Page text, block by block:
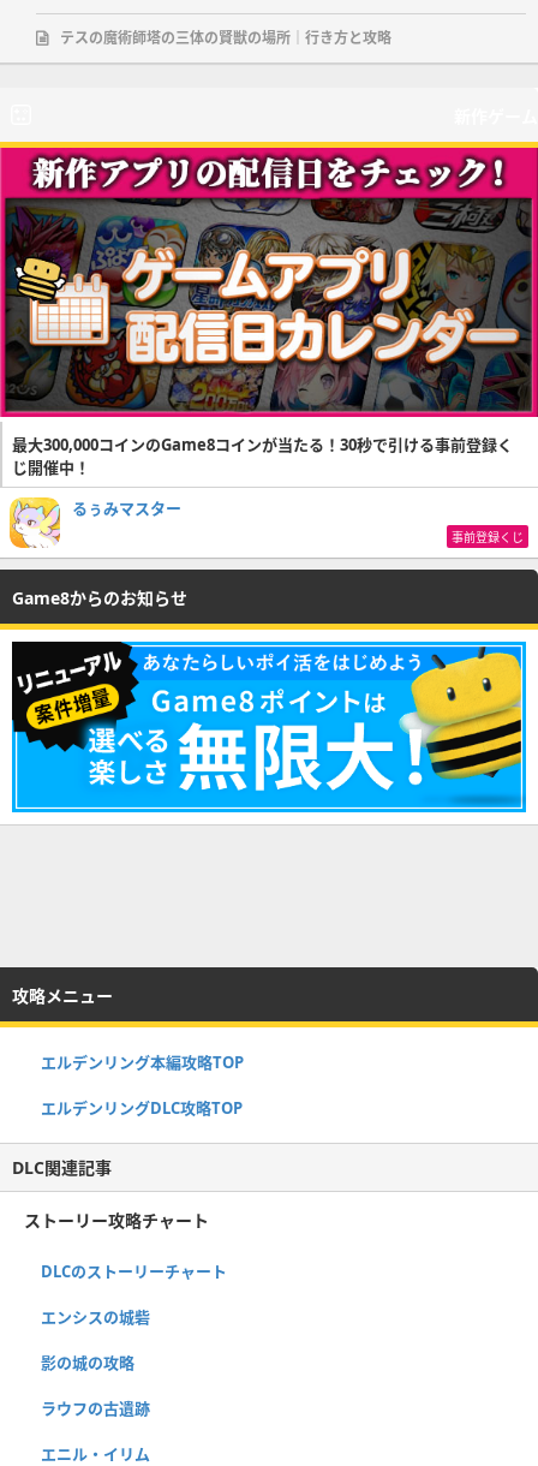
テスの魔術師塔の三体の賢獣の場所｜行き方と攻略
最大300,000コインのGame8コインが当たる！30秒で引ける事前登録く
じ開催中！
るぅみマスター
事前登録くじ
Game8からのお知らせ
攻略メニュー
エルデンリング本編攻略TOP
エルデンリングDLC攻略TOP
DLC関連記事
ストーリー攻略チャート
DLCのストーリーチャート
エンシスの城砦
影の城の攻略
ラウフの古遺跡
エニル・イリム